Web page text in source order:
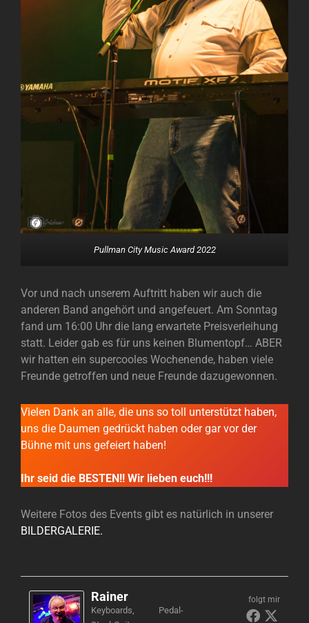
Pullman City Music Award 2022
Vor und nach unserem Auftritt haben wir auch die
anderen Band angehört und angefeuert. Am Sonntag
fand um 16:00 Uhr die lang erwartete Preisverleihung
statt. Leider gab es für uns keinen Blumentopf… ABER
wir hatten ein supercooles Wochenende, haben viele
Freunde getroffen und neue Freunde dazugewonnen.
Vielen Dank an alle, die uns so toll unterstützt haben,
uns die Daumen gedrückt haben oder gar vor der
Bühne mit uns gefeiert haben!
Ihr seid die BESTEN!! Wir lieben euch!!!
Weitere Fotos des Events gibt es natürlich in unserer
BILDERGALERIE.
folgt mir
Rainer
Keyboards, Pedal-